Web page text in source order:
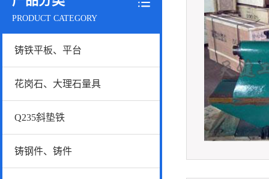
PRODUCT CATEGORY
铸铁平板、平台
花岗石、大理石量具
Q235斜垫铁
铸钢件、铸件